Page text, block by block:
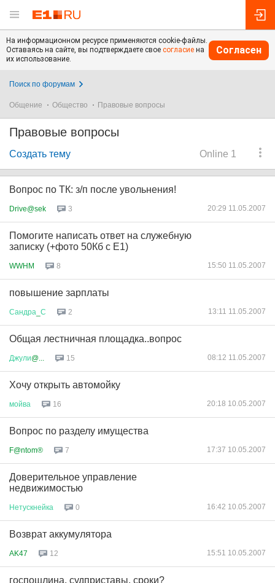
На информационном ресурсе применяются cookie-файлы.
Оставаясь на сайте, вы подтверждаете свое согласие на
их использование.
Согласен
Поиск по форумам
Общение Общество Правовые вопросы
Правовые вопросы
Online 1
Создать тему
Вопрос по ТК: з/п после увольнения!
Drive@sek 3 20:29 11.05.2007
Помогите написать ответ на служебную
записку (+фото 50Кб с Е1)
WWHM 8 15:50 11.05.2007
повышение зарплаты
Сандра С 2 13:11 11.05.2007
Общая лестничная площадка..вопрос
Джули@... 15 08:12 11.05.2007
Хочу открыть автомойку
мойва 16 20:18 10.05.2007
Вопрос по разделу имущества
F@ntom® 7 17:37 10.05.2007
Доверительное управление
недвижимостью
Нетускнейка 0 16:42 10.05.2007
Возврат аккумулятора
AK47 12 15:51 10.05.2007
госпошлина. судприставы. сроки?